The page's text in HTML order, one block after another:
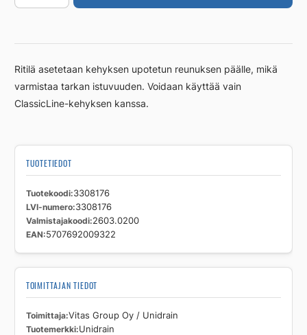
kulma,
200mm
määrä
Ritilä asetetaan kehyksen upotetun reunuksen päälle, mikä
varmistaa tarkan istuvuuden. Voidaan käyttää vain
ClassicLine-kehyksen kanssa.
TUOTETIEDOT
Tuotekoodi 3308176
LVI-numero 3308176
Valmistajakoodi 2603.0200
EAN 5707692009322
TOIMITTAJAN TIEDOT
Toimittaja Vitas Group Oy / Unidrain
Tuotemerkki Unidrain